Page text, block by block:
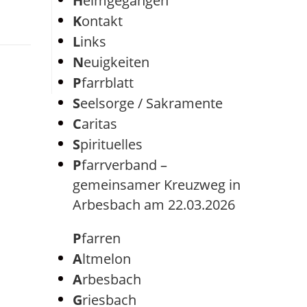
Kontakt
Links
Neuigkeiten
Pfarrblatt
Seelsorge / Sakramente
Caritas
Spirituelles
Pfarrverband –
gemeinsamer Kreuzweg in
Arbesbach am 22.03.2026
Pfarren
Altmelon
Arbesbach
Griesbach